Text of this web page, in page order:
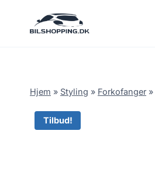
Hjem » Styling » Forkofanger »
Tilbud!